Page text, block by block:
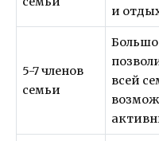
и
5-7 членов
семьи
всей